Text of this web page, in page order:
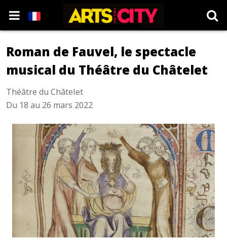
Roman de Fauvel, le spectacle
musical du Théâtre du Châtelet
Théâtre du Châtelet
Du 18 au 26 mars 2022